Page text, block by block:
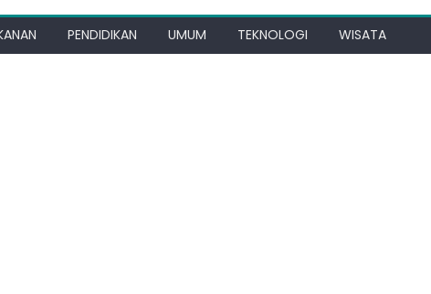
PENDIDIKAN UMUM TEKNOLOGI WISATA